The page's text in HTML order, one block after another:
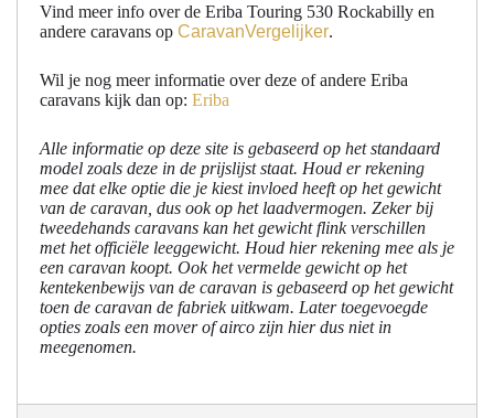
Vind meer info over de Eriba Touring 530 Rockabilly en
andere caravans op CaravanVergelijker.
Wil je nog meer informatie over deze of andere Eriba
caravans kijk dan op: Eriba
Alle informatie op deze site is gebaseerd op het standaard
model zoals deze in de prijslijst staat. Houd er rekening
mee dat elke optie die je kiest invloed heeft op het gewicht
van de caravan, dus ook op het laadvermogen. Zeker bij
tweedehands caravans kan het gewicht flink verschillen
met het officiële leeggewicht. Houd hier rekening mee als je
een caravan koopt. Ook het vermelde gewicht op het
kentekenbewijs van de caravan is gebaseerd op het gewicht
toen de caravan de fabriek uitkwam. Later toegevoegde
opties zoals een mover of airco zijn hier dus niet in
meegenomen.